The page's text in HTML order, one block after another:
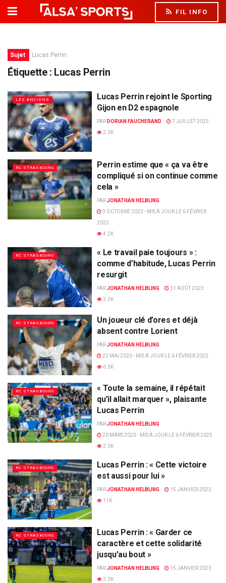
FIL INFO
Sujet Lucas Perrin
Étiquette : Lucas Perrin
LES ANCIENS
Lucas Perrin rejoint le Sporting
Gijon en D2 espagnole
PAR DORIAN FAUCHERAND
7 JUILLET 2025
2.3K
RC STRASBOURG
Perrin estime que « ça va être
compliqué si on continue comme
cela »
PARJONATHAN HELBLING
9 OCTOBRE 2023 - MIS À JOUR LE 6 FÉVRIER
2025
4.2K
RC STRASBOURG
« Le travail paie toujours » :
comme d’habitude, Lucas Perrin
resurgit
PARJONATHAN HELBLING
31 AOÛT 2023
3.2K
RC STRASBOURG
Un joueur clé d’ores et déjà
absent contre Lorient
PARJONATHAN HELBLING
22 MAI 2023 - MIS À JOUR LE 6 FÉVRIER 2025
6.3K
RC STRASBOURG
« Toute la semaine, il répétait
qu’il allait marquer », plaisante
Lucas Perrin
PARJONATHAN HELBLING
20 MARS 2023 - MIS À JOUR LE 6 FÉVRIER 2025
2.3K
RC STRASBOURG
Lucas Perrin : « Cette victoire
est aussi pour lui »
PARJONATHAN HELBLING
15 JANVIER 2023
11K
RC STRASBOURG
Lucas Perrin : « Garder ce
caractère et cette solidarité
jusqu’au bout »
PARJONATHAN HELBLING
15 JANVIER 2023
2.3K